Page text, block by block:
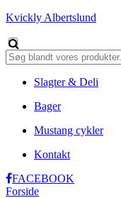
Kvickly Albertslund
Slagter & Deli
Bager
Mustang cykler
Kontakt
FACEBOOK
Forside